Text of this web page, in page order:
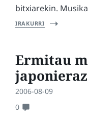
bitxiarekin.
IRAKURRI
Ermitau
2006-08-09
0